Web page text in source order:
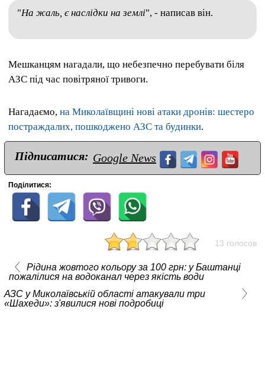
"На жаль, є наслідки на землі", - написав він.
Мешканцям нагадали, що небезпечно перебувати біля
АЗС під час повітряної тривоги.
Нагадаємо, на Миколаївщині нові атаки дронів: шестеро
постраждалих, пошкоджено АЗС та будинки.
Підписатися: Google News
Поділитися:
13 голосов
Рідина жовтого кольору за 100 грн: у Баштанці
пожалілися на водоканал через якість води
АЗС у Миколаївській області атакували три
«Шахеди»: з'явилися нові подробиці